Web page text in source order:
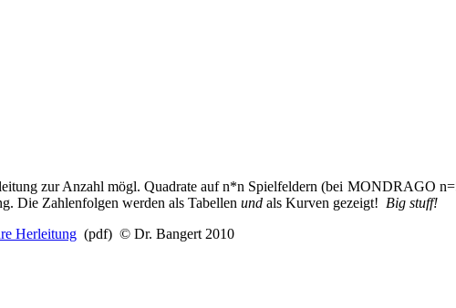
zur Anzahl mögl. Quadrate auf n*n Spielfeldern (bei MONDRAGO
Die Zahlenfolgen werden als Tabellen und als Kurven gezeigt! Big stuff!
Herleitung (pdf) © Dr. Bangert 2010